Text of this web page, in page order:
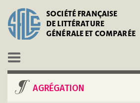
SOCIÉTÉ FRANÇAISE
DE LITTÉRATURE
GÉNÉRALE ET COMPARÉE
AGRÉGATION